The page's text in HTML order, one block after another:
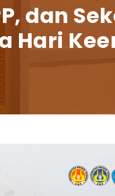
dan
Hari